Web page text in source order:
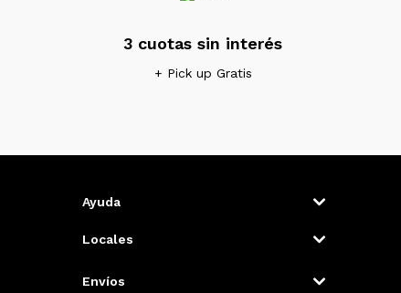
3 cuotas sin interés
+ Pick up Gratis
Ayuda
Locales
Envíos